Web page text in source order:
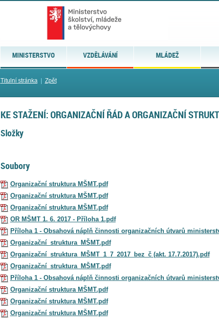
MINISTERSTVO VZDĚLÁVÁNÍ MLÁDEŽ
Titulní stránka| Zpět
KE STAŽENÍ: ORGANIZAČNÍ ŘÁD A ORGANIZAČNÍ
Složky
Soubory
Organizační struktura MŠMT.pdf
Organizační struktura MŠMT.pdf
Organizační struktura MŠMT.pdf
OR MŠMT 1. 6. 2017 - Příloha 1.pdf
Příloha 1 - Obsahová náplň činnosti organizačních útvarů
Organizační_struktura_MŠMT.pdf
Organizační_struktura_MŠMT_1_7_2017_bez_č (akt. 17.7.2017).pdf
Organizační_struktura_MŠMT.pdf
Příloha 1 - Obsahová náplň činnosti organizačních útvarů
Organizační struktura MŠMT.pdf
Organizační struktura MŠMT.pdf
Organizační struktura MŠMT.pdf